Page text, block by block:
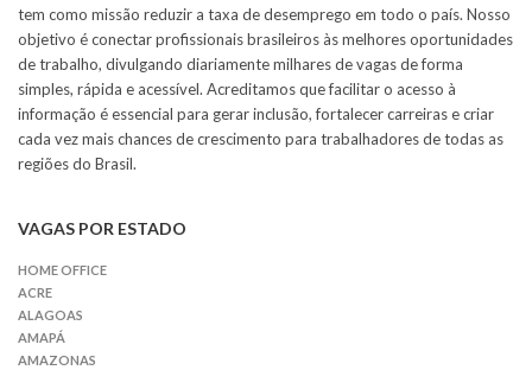
tem como missão reduzir a taxa de desemprego em todo o país. Nosso
objetivo é conectar profissionais brasileiros às melhores oportunidades
de trabalho, divulgando diariamente milhares de vagas de forma
simples, rápida e acessível. Acreditamos que facilitar o acesso à
informação é essencial para gerar inclusão, fortalecer carreiras e criar
cada vez mais chances de crescimento para trabalhadores de todas as
regiões do Brasil.
VAGAS POR ESTADO
HOME OFFICE
ACRE
ALAGOAS
AMAPÁ
AMAZONAS